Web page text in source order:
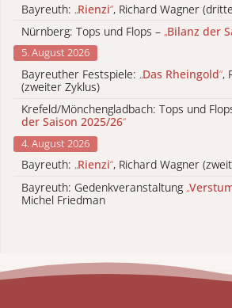
Bayreuth: „Rienzi“, Richard Wagner
Nürnberg: Tops und Flops – „Bilanz der
5. August 2026
Bayreuther Festspiele: „Das Rheingold“,
(zweiter Zyklus)
Krefeld/Mönchengladbach: Tops und
der Saison 2025/26“
4. August 2026
Bayreuth: „Rienzi“, Richard Wagner
Bayreuth: Gedenkveranstaltung „
Michel Friedman